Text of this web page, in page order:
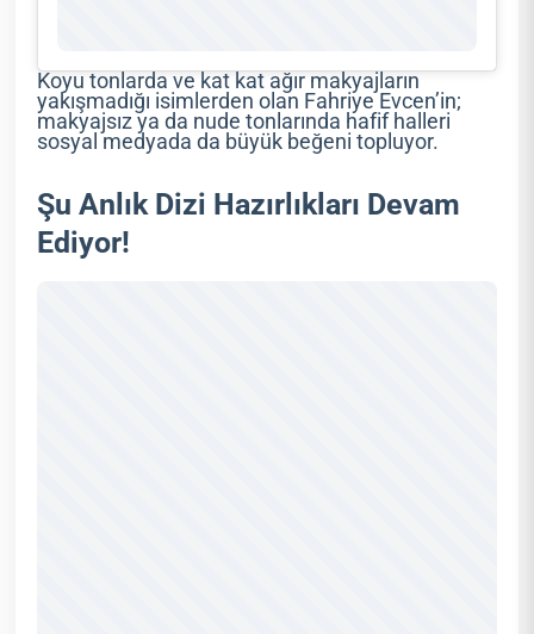
Koyu tonlarda ve kat kat ağır makyajların
yakışmadığı isimlerden olan Fahriye Evcen’in;
makyajsız ya da nude tonlarında hafif halleri
sosyal medyada da büyük beğeni topluyor.
Şu Anlık Dizi Hazırlıkları Devam
Ediyor!